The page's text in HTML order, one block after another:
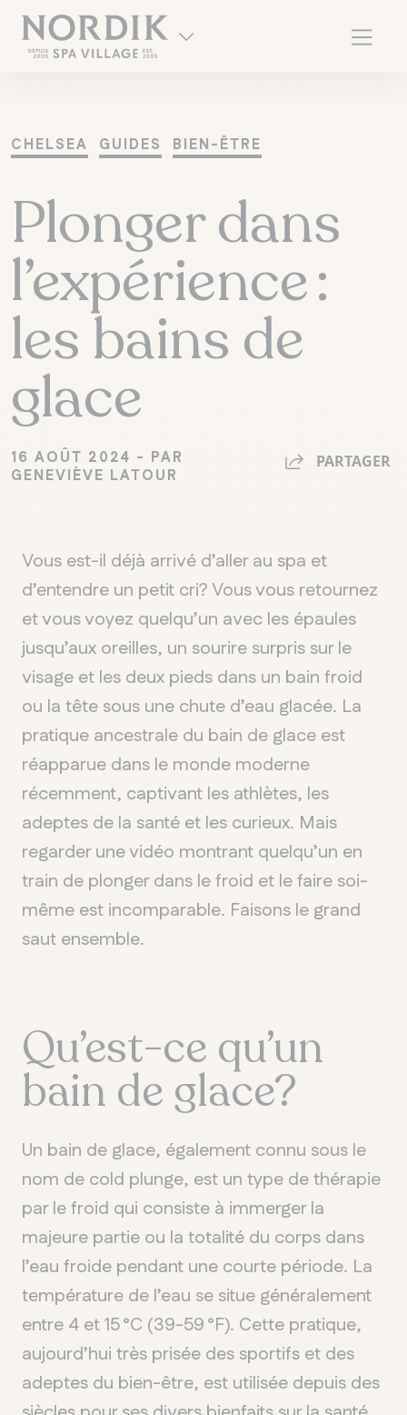
EN
CHELSEA GUIDES BIEN-ÊTRE
Plonger dans
l’expérience :
les bains de
glace
16 AOÛT 2024 - PAR
GENEVIÈVE LATOUR
PARTAGER
Vous est-il déjà arrivé d’aller au spa et
d’entendre un petit cri?Vous vous retournez
et vous voyez quelqu’un avec les épaules
jusqu’aux oreilles, un sourire surpris sur le
visage et les deux pieds dans un bain froid
ou la tête sous une chute d’eau glacée. La
pratique ancestrale du bain de glace est
réapparue dans le monde moderne
récemment, captivant les athlètes, les
adeptes de la santé et les curieux. Mais
regarderune vidéo montrant quelqu’un en
train de plonger dans le froid et le faire soi-
même est incomparable. Faisons le grand
saut ensemble.
Qu’est-ce qu’un
bain de glace?
Un bain de glace, également connu sous le
nom de cold plunge, est un type de thérapie
par le froid qui consiste à immerger la
majeure partie ou la totalité du corps dans
l’eau froide pendant une courte période. La
température de l’eau se situe généralement
entre 4 et 15°C (39-59°F). Cette pratique,
aujourd’hui très prisée des sportifs et des
adeptes du bien-être, est utilisée depuis des